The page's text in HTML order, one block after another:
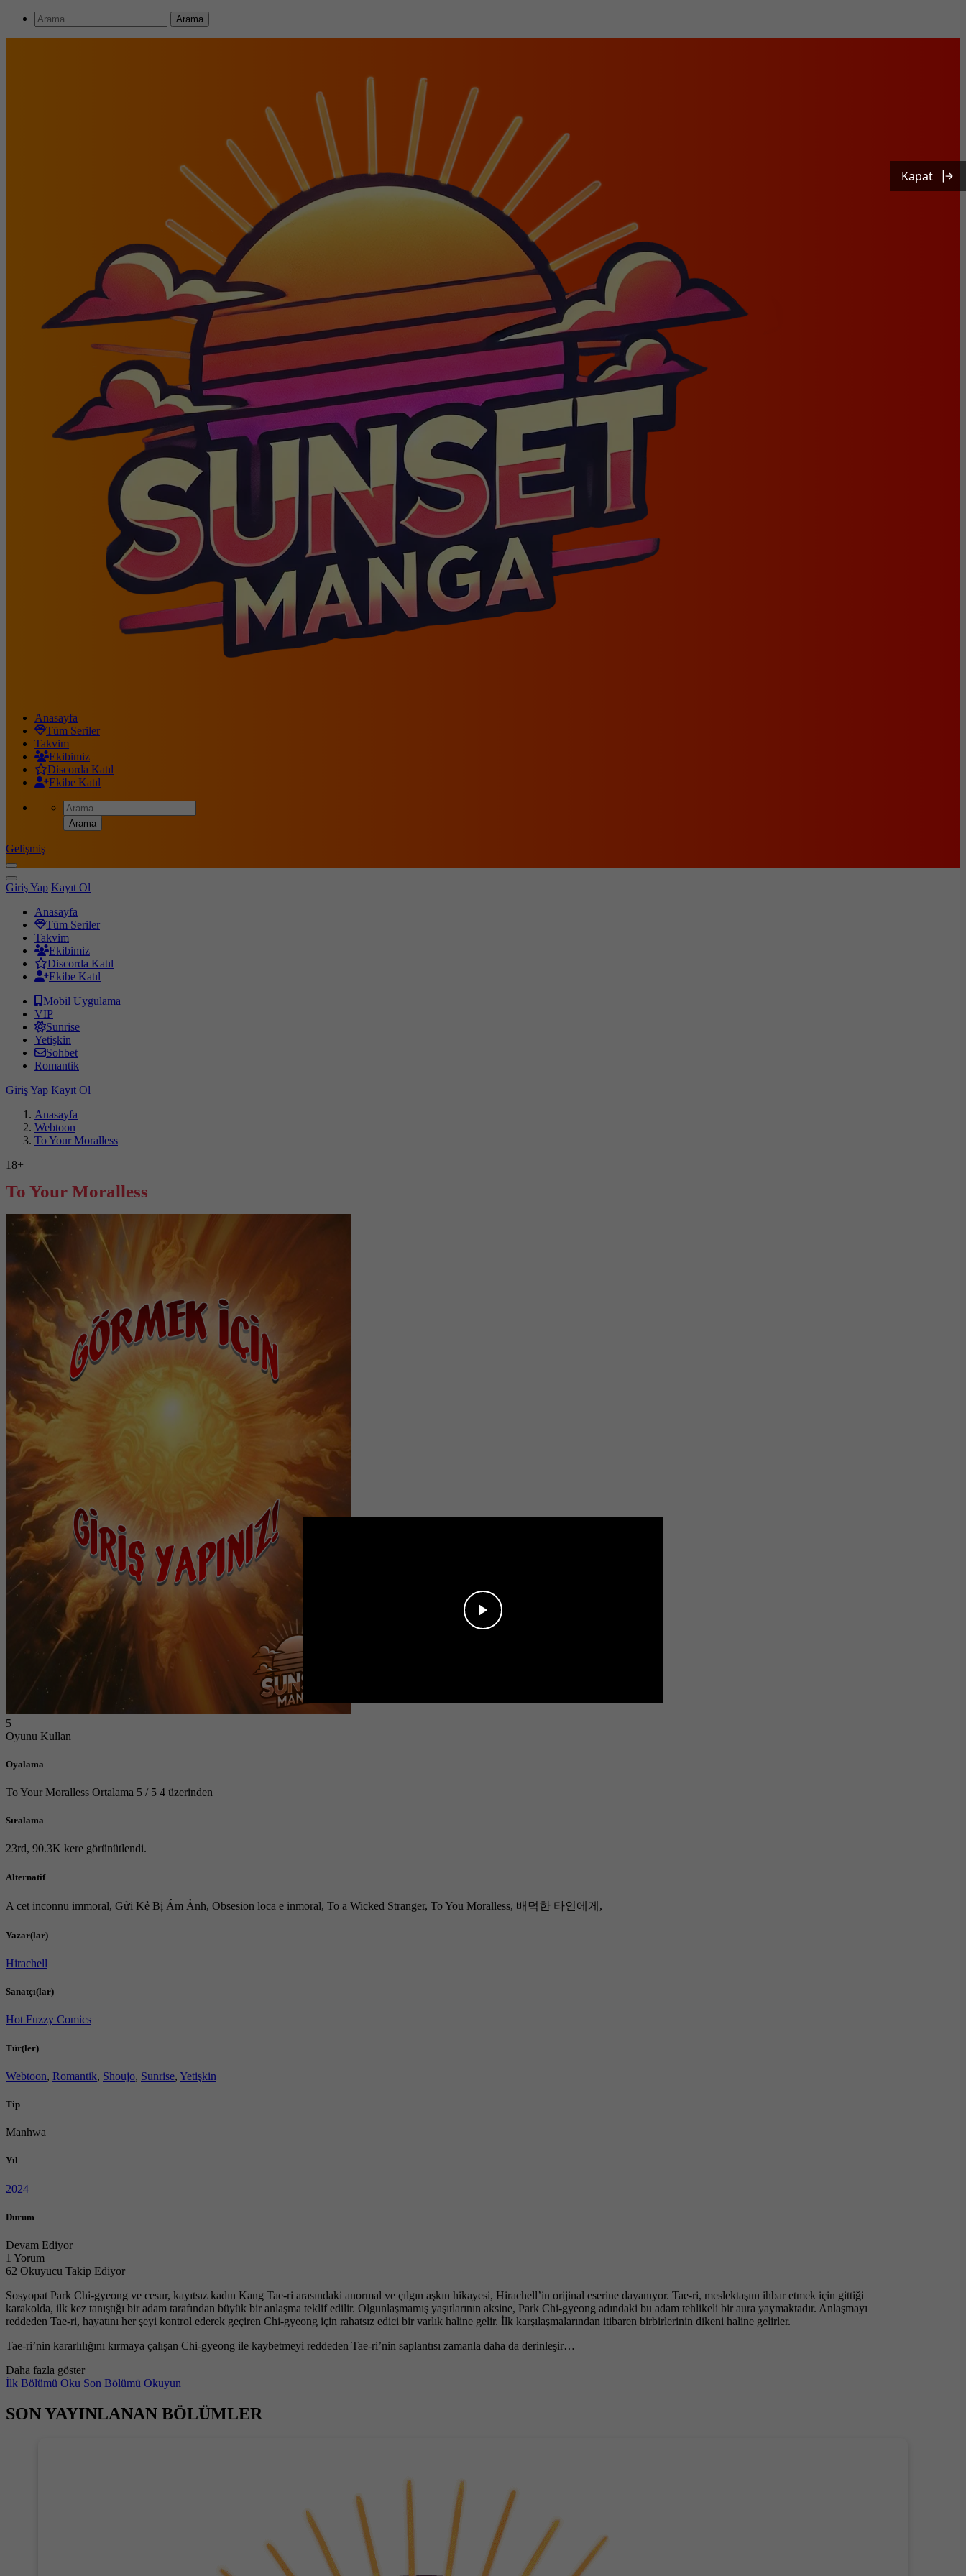
Anasayfa
Tüm Seriler
Takvim
Ekibimiz
Discorda Katıl
Ekibe Katıl
Gelişmiş
Giriş Yap Kayıt Ol
Anasayfa
Tüm Seriler
Takvim
Ekibimiz
Discorda Katıl
Ekibe Katıl
Mobil Uygulama
VIP
Sunrise
Yetişkin
Sohbet
Romantik
Giriş Yap Kayıt Ol
Anasayfa
Webtoon
To Your Moralless
18+
To Your Moralless
5
Oyunu Kullan
Oyalama
To Your Moralless Ortalama 5 / 5 4 üzerinden
Sıralama
23rd, 90.3K kere görünütlendi.
Alternatif
A cet inconnu immoral, Gửi Kẻ Bị Ám Ảnh, Obsesion loca e inmoral, To a Wicked Stranger, To You Moralless, 배덕한 타인에게,
Yazar(lar)
Hirachell
Sanatçı(lar)
Hot Fuzzy Comics
Tür(ler)
Webtoon, Romantik, Shoujo, Sunrise, Yetişkin
Tip
Manhwa
Yıl
2024
Durum
Devam Ediyor
1 Yorum
62 Okuyucu Takip Ediyor
Sosyopat Park Chi-gyeong ve cesur, kayıtsız kadın Kang Tae-ri arasındaki anormal ve çılgın aşkın hikayesi, Hirachell’in orijinal eserine dayanıyor. Tae-ri, meslektaşını ihbar etmek için gittiği
karakolda, ilk kez tanıştığı bir adam tarafından büyük bir anlaşma teklif edilir. Olgunlaşmamış yaşıtlarının aksine, Park Chi-gyeong adındaki bu adam tehlikeli bir aura yaymaktadır. Anlaşmayı
reddeden Tae-ri, hayatını her şeyi kontrol ederek geçiren Chi-gyeong için rahatsız edici bir varlık haline gelir. İlk karşılaşmalarından itibaren birbirlerinin dikeni haline gelirler.
Tae-ri’nin kararlılığını kırmaya çalışan Chi-gyeong ile kaybetmeyi reddeden Tae-ri’nin saplantısı zamanla daha da derinleşir…
Daha fazla göster
İlk Bölümü Oku Son Bölümü Okuyun
SON YAYINLANAN BÖLÜMLER
Kapat